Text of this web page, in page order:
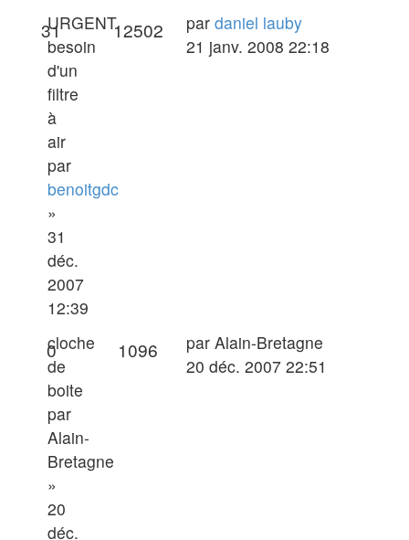
URGENT
besoin
d'un
filtre
à
air
par
benoitgdc
»
31
déc.
2007
12:39
31Réponses
12502VuesDernier
message
par daniel lauby
21 janv. 2008 22:18
cloche
de
boite
par
Alain-
Bretagne
»
20
déc.
0Réponses1096 VuesDernier
message
par Alain-Bretagne
20 déc. 2007 22:51